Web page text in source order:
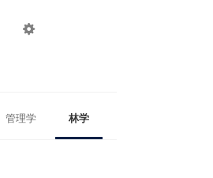

管理学 林学